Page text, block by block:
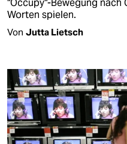
Worten spielen.
Von Jutta Lietsch